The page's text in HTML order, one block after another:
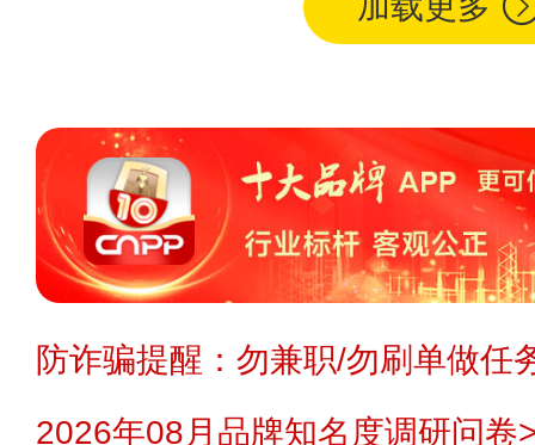
防诈骗提醒：勿兼职/勿刷单做任
2026年08月品牌知名度调研问卷